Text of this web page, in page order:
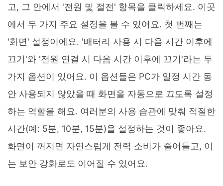
고, 그 안에서 '전원 및 절전' 항목을 클릭하세요. 이곳
에서 두 가지 주요 설정을 볼 수 있어요. 첫 번째는
'화면' 설정이에요. '배터리 사용 시 다음 시간 이후에
끄기'와 '전원 연결 시 다음 시간 이후에 끄기'라는 두
가지 옵션이 있어요. 이 옵션들은 PC가 일정 시간 동
안 사용되지 않았을 때 화면을 자동으로 끄도록 설정
하는 역할을 해요. 여러분의 사용 습관에 맞춰 적절한
시간(예: 5분, 10분, 15분)을 설정하는 것이 좋아요.
화면이 꺼지면 자연스럽게 전력 소비가 줄어들고, 이
는 보안 강화로도 이어질 수 있어요.